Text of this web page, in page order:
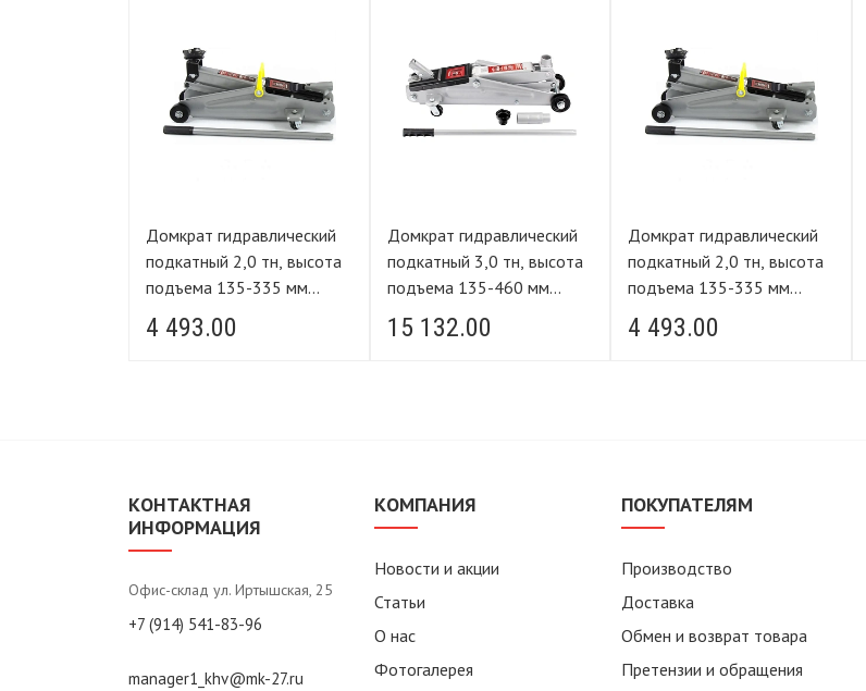
Домкрат гидравлический
подкатный 2,0 тн, высота
подъема 135-335 мм
FORCE LIFTING
4 493.00
Домкрат гидравлический
подкатный 3,0 тн, высота
подъема 135-460 мм
FORCE LIFTING
15 132.00
Домкрат гидравлический
подкатный 2,0 тн, высота
подъема 135-335 мм
FORCE LIFTING
4 493.00
КОНТАКТНАЯ
ИНФОРМАЦИЯ
Офис-склад ул. Иртышская, 25
+7 (914) 541-83-96
manager1_khv@mk-27.ru
КОМПАНИЯ
Новости и акции
Статьи
О нас
Фотогалерея
ПОКУПАТЕЛЯМ
Производство
Доставка
Обмен и возврат товара
Претензии и обращения